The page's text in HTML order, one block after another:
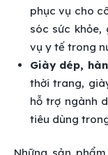
phục vụ cho
sóc sức
vụ y tế trong
Giày dép,
thời trang,
hỗ trợ ngành
tiêu dùng